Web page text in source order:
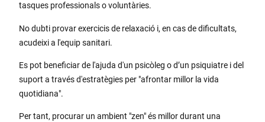
tasques professionals o voluntàries.
No dubti provar exercicis de relaxació i, en cas de dificultats,
acudeixi a l'equip sanitari.
Es pot beneficiar de l'ajuda d'un psicòleg o d’un psiquiatre i del
suport a través d'estratègies per "afrontar millor la vida
quotidiana".
Per tant, procurar un ambient "zen" és millor durant una